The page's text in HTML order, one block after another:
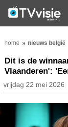
home nieuws belgië
Dit is de
Vlaanderen':
vrijdag 22 mei 2026